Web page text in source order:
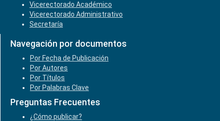
Vicerectorado Académico
Vicerectorado Administrativo
Secretaría
Navegación por documentos
Por Fecha de Publicación
Por Autores
Por Títulos
Por Palabras Clave
Preguntas Frecuentes
¿Cómo publicar?